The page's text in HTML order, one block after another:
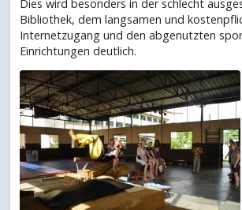
Dies wird besonders in der schlecht
Bibliothek, dem langsamen und
Internetzugang und den abgenutzten
Einrichtungen deutlich.